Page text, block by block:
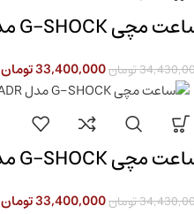
تومان33,400,000تومان
تومان33,400,000تومان